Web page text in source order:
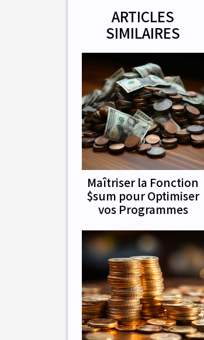
ARTICLES
SIMILAIRES
Maîtriser la Fonction
$sum pour Optimiser
vos Programmes